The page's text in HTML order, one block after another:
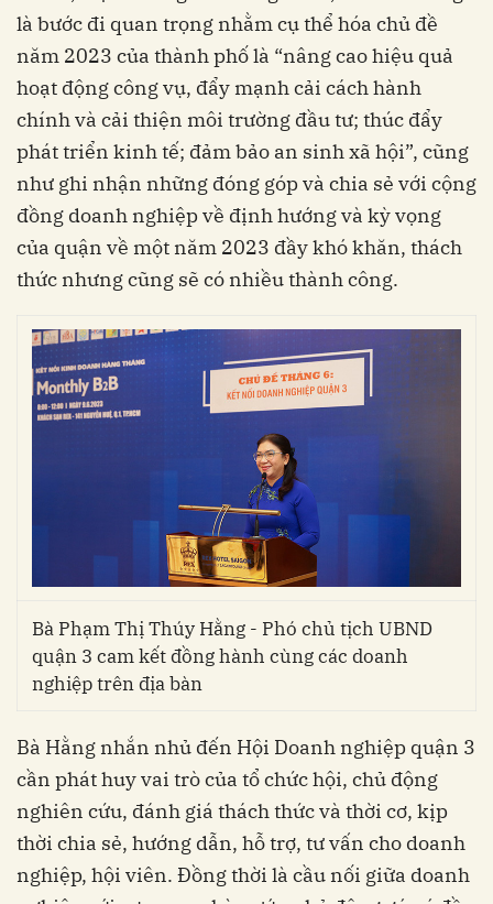
là bước đi quan trọng nhằm cụ thể hóa chủ đề
năm 2023 của thành phố là “nâng cao hiệu quả
hoạt động công vụ, đẩy mạnh cải cách hành
chính và cải thiện môi trường đầu tư; thúc đẩy
phát triển kinh tế; đảm bảo an sinh xã hội”, cũng
như ghi nhận những đóng góp và chia sẻ với cộng
đồng doanh nghiệp về định hướng và kỳ vọng
của quận về một năm 2023 đầy khó khăn, thách
thức nhưng cũng sẽ có nhiều thành công.
Bà Phạm Thị Thúy Hằng - Phó chủ tịch UBND
quận 3 cam kết đồng hành cùng các doanh
nghiệp trên địa bàn
Bà Hằng nhắn nhủ đến Hội Doanh nghiệp quận 3
cần phát huy vai trò của tổ chức hội, chủ động
nghiên cứu, đánh giá thách thức và thời cơ, kịp
thời chia sẻ, hướng dẫn, hỗ trợ, tư vấn cho doanh
nghiệp, hội viên. Đồng thời là cầu nối giữa doanh